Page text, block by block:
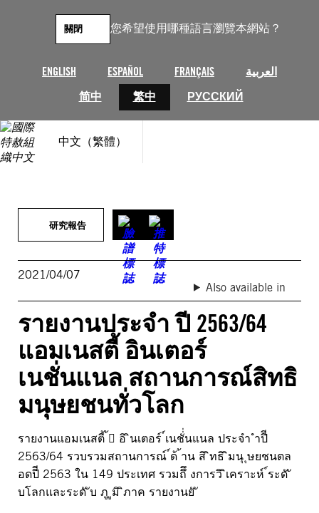
您希望使用哪種語言瀏覽本網站？
ENGLISH ESPAÑOL FRANÇAIS
العربية
简中
繁中 РУССКИЙ
關閉
中文（繁體）
研究報告
2021/04/07
Also available in
รายงานประจำ ปี 2563/64
แอมเนสตี้ อินเตอร์
เนชั่นแนล สถานการณ์สิทธิ
มนุษยชนทั่วโลก
รายงานแอมเนสตี้ ้􀃝 อิ ินเตอร์ ์เนชั่่นแนล ประจำ ำปีี
2563/64 รวบรวมสถานการณ์ ์ด้ ้าน สิ ิทธิ ิมนุ ุษยชนตล
อดปีี 2563 ใน 149 ประเทศ รวมถึึ งการวิ ิเคราะห์ ์ระดั ั
บโลกและระดั ับ ภู ูมิ ิภาค รายงานยั ั